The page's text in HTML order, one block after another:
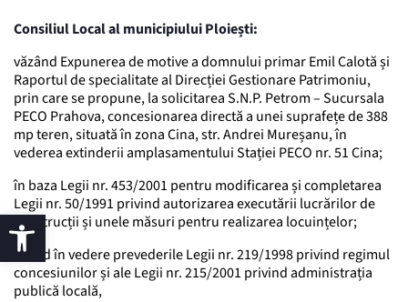
Consiliul Local al municipiului Ploiești:
văzând Expunerea de motive a domnului primar Emil Calotă și
Raportul de specialitate al Direcției Gestionare Patrimoniu,
prin care se propune, la solicitarea S.N.P. Petrom – Sucursala
PECO Prahova, concesionarea directă a unei suprafețe de 388
mp teren, situată în zona Cina, str. Andrei Mureșanu, în
vederea extinderii amplasamentului Stației PECO nr. 51 Cina;
în baza Legii nr. 453/2001 pentru modificarea și completarea
Legii nr. 50/1991 privind autorizarea executării lucrărilor de
construcții și unele măsuri pentru realizarea locuințelor;
având în vedere prevederile Legii nr. 219/1998 privind regimul
concesiunilor și ale Legii nr. 215/2001 privind administrația
publică locală,